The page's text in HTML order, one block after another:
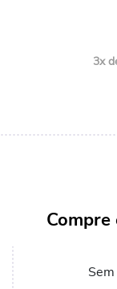
3x
Compre